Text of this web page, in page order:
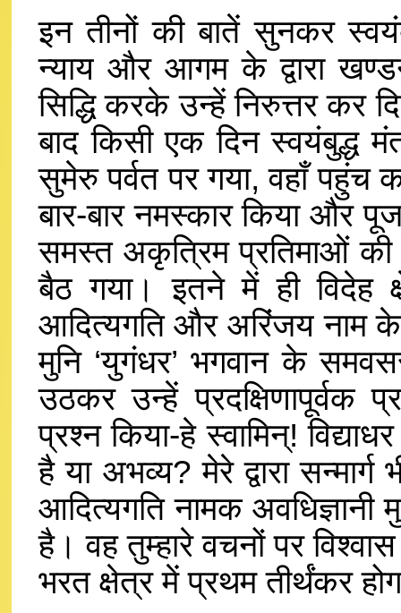
इन तीनों की बातें सुनकर
न्याय और आगम के द्वारा
सिद्धि करके उन्हें निरुत्तर कर
बाद किसी एक दिन स्वयंबुद्ध
सुमेरु पर्वत पर गया, वहाँ पहुंच
बार-बार नमस्कार किया और
समस्त अकृत्रिम प्रतिमाओं
बैठ गया। इतने में ही
आदित्यगति और अरिंजय नाम
मुनि ‘युगंधर’ भगवान के
उठकर उन्हें
प्रश्न किया-हे स्वामिन्!
है या अभव्य? मेरे द्वारा
आदित्यगति नामक अवधिज्ञानी
है। वह तुम्हारे वचनों पर
भरत क्षेत्र में प्रथम तीर्थंकर